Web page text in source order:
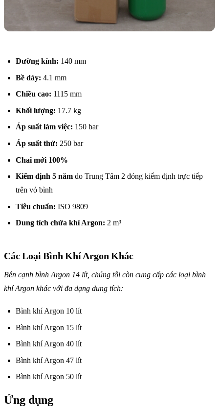
Đường kính: 140 mm
Bề dày: 4.1 mm
Chiều cao: 1115 mm
Khối lượng: 17.7 kg
Áp suất làm việc: 150 bar
Áp suất thử: 250 bar
Chai mới 100%
Kiểm định 5 năm do Trung Tâm 2 đóng kiểm định trực tiếp
trên vỏ bình
Tiêu chuẩn: ISO 9809
Dung tích chứa khí Argon: 2 m³
Các Loại Bình Khí Argon Khác
Bên cạnh bình Argon 14 lít, chúng tôi còn cung cấp các loại bình
khí Argon khác với đa dạng dung tích:
Bình khí Argon 10 lít
Bình khí Argon 15 lít
Bình khí Argon 40 lít
Bình khí Argon 47 lít
Bình khí Argon 50 lít
Ứng dụng